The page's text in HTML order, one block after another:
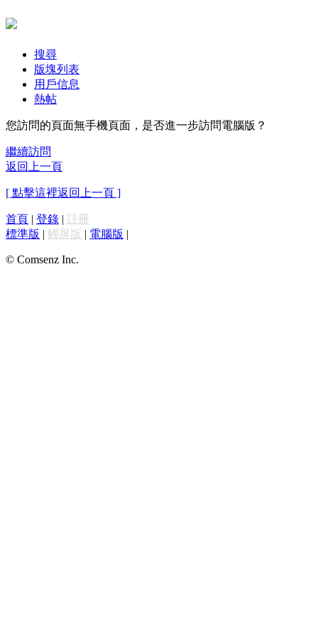
搜尋
版塊列表
用戶信息
熱帖
您訪問的頁面無手機頁面，是否進一步訪問電腦版？
繼續訪問
返回上一頁
[ 點擊這裡返回上一頁 ]
首頁 | 登錄 | 註冊
標準版 | 觸屏版 | 電腦版 |
© Comsenz Inc.